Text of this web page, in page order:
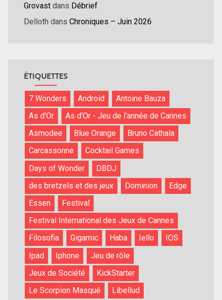
Grovast dans Débrief
Delloth dans Chroniques – Juin 2026
ÉTIQUETTES
7 Wonders Android
Antoine Bauza
As d'Or
As d'Or - Jeu de l'année de Cannes
Asmodee
Blue Orange
Bruno Cathala
Carcassonne
Cocktail Games
Days of Wonder
DBDJ
des bretzels et des jeux
Dominion
Edge
Essen
Festival
Festival International des Jeux de Cannes
Filosofia
Gigamic Haba Iello
IOS
Ipad
Iphone
Jeu de rôle
Jeux de Société
KickStarter
Le Scorpion Masqué
Libellud